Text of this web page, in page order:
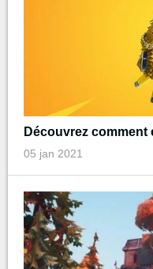
Découvrez
05 jan 2021